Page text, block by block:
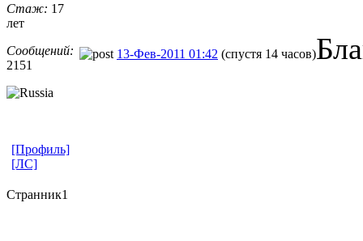
Стаж: 17
лет
Сообщений:
2151
13-Фев-2011 01:42 (спустя 14 часов)
[Профиль]
[ЛС]
Странник1